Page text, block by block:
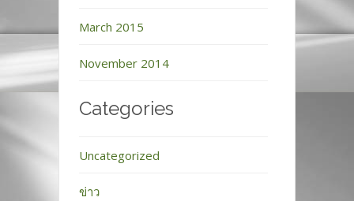
March 2015
November 2014
Categories
Uncategorized
ข่าว